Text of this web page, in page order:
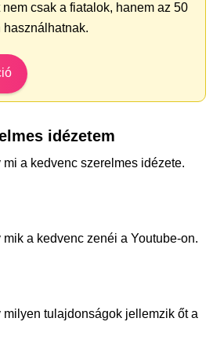
csak a fiatalok, hanem az 50
idézetem
mi a kedvenc szerelmes idézete.
mik a kedvenc zenéi a Youtube-on.
milyen tulajdonságok jellemzik őt a